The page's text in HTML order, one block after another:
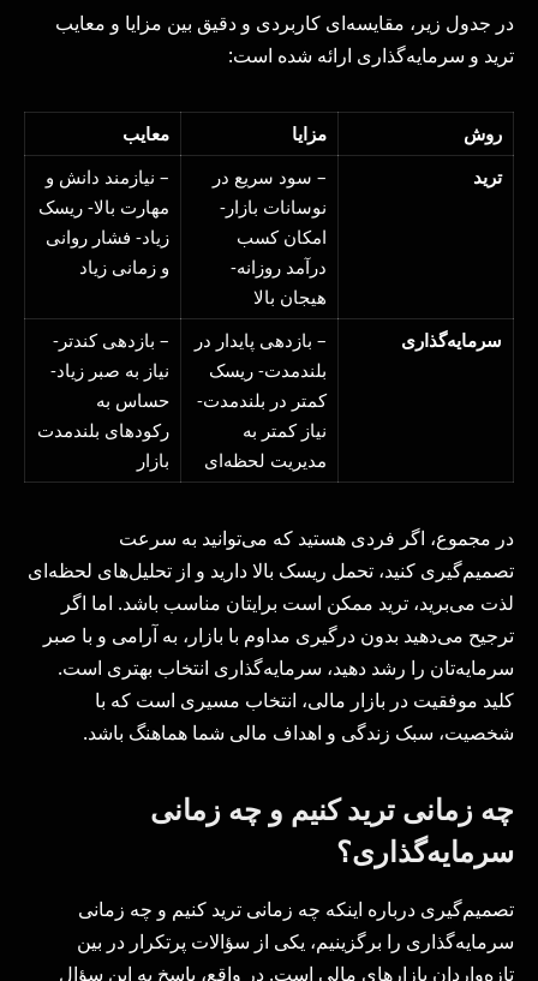
در جدول زیر، مقایسه‌ای کاربردی و دقیق بین مزایا و معایب
ترید و سرمایه‌گذاری ارائه شده است:
روش مزایا
معایب
ترید
– سود سریع در
نوسانات بازار-
امکان کسب
درآمد روزانه-
هیجان بالا
– نیازمند دانش و
مهارت بالا- ریسک
زیاد- فشار روانی
و زمانی زیاد
سرمایه‌گذاری
– بازدهی پایدار در
بلندمدت- ریسک
کمتر در بلندمدت-
نیاز کمتر به
مدیریت لحظه‌ای
– بازدهی کندتر-
نیاز به صبر زیاد-
حساس به
رکودهای بلندمدت
بازار
در مجموع، اگر فردی هستید که می‌توانید به سرعت
تصمیم‌گیری کنید، تحمل ریسک بالا دارید و از تحلیل‌های لحظه‌ای
لذت می‌برید، ترید ممکن است برایتان مناسب باشد. اما اگر
ترجیح می‌دهید بدون درگیری مداوم با بازار، به آرامی و با صبر
سرمایه‌تان را رشد دهید، سرمایه‌گذاری انتخاب بهتری است.
کلید موفقیت در بازار مالی، انتخاب مسیری است که با
شخصیت، سبک زندگی و اهداف مالی شما هماهنگ باشد.
چه زمانی ترید کنیم و چه زمانی
سرمایه‌گذاری؟
تصمیم‌گیری درباره اینکه چه زمانی ترید کنیم و چه زمانی
سرمایه‌گذاری را برگزینیم، یکی از سؤالات پرتکرار در بین
تازه‌واردان بازارهای مالی است. در واقع، پاسخ به این سؤال